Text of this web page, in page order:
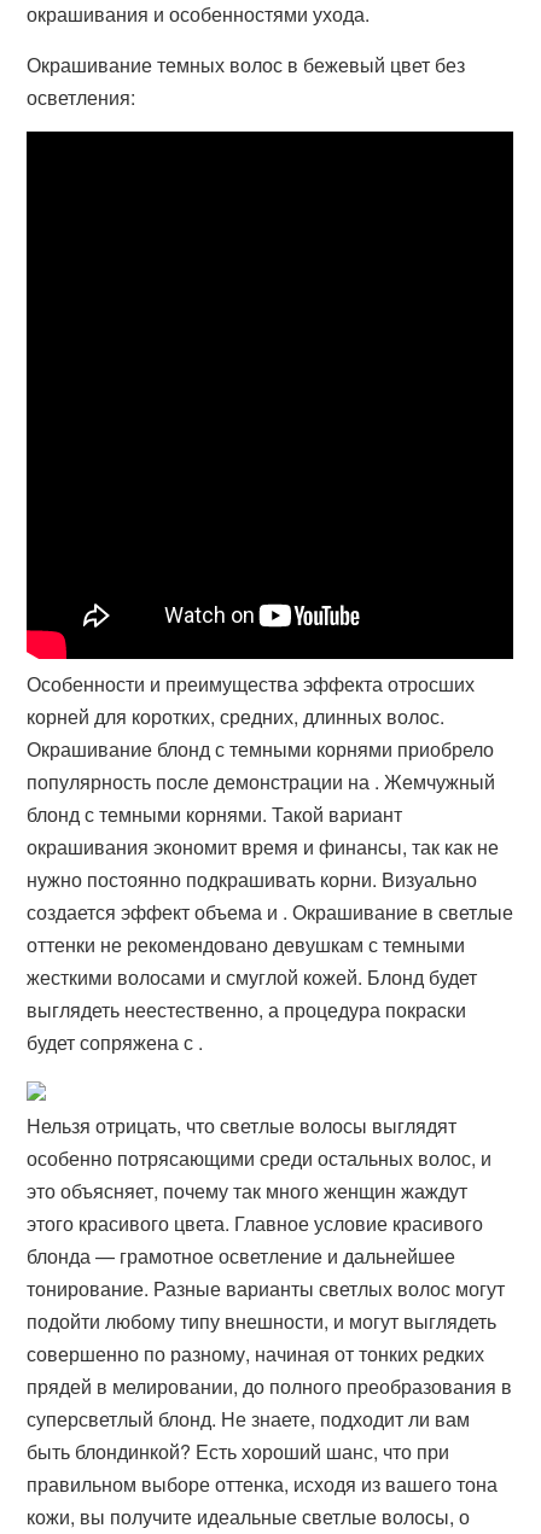
окрашивания и особенностями ухода.
Окрашивание темных волос в бежевый цвет без
осветления:
Особенности и преимущества эффекта отросших
корней для коротких, средних, длинных волос.
Окрашивание блонд с темными корнями приобрело
популярность после демонстрации на . Жемчужный
блонд с темными корнями. Такой вариант
окрашивания экономит время и финансы, так как не
нужно постоянно подкрашивать корни. Визуально
создается эффект объема и . Окрашивание в светлые
оттенки не рекомендовано девушкам с темными
жесткими волосами и смуглой кожей. Блонд будет
выглядеть неестественно, а процедура покраски
будет сопряжена с .
Нельзя отрицать, что светлые волосы выглядят
особенно потрясающими среди остальных волос, и
это объясняет, почему так много женщин жаждут
этого красивого цвета. Главное условие красивого
блонда — грамотное осветление и дальнейшее
тонирование. Разные варианты светлых волос могут
подойти любому типу внешности, и могут выглядеть
совершенно по разному, начиная от тонких редких
прядей в мелировании, до полного преобразования в
суперсветлый блонд. Не знаете, подходит ли вам
быть блондинкой? Есть хороший шанс, что при
правильном выборе оттенка, исходя из вашего тона
кожи, вы получите идеальные светлые волосы, о